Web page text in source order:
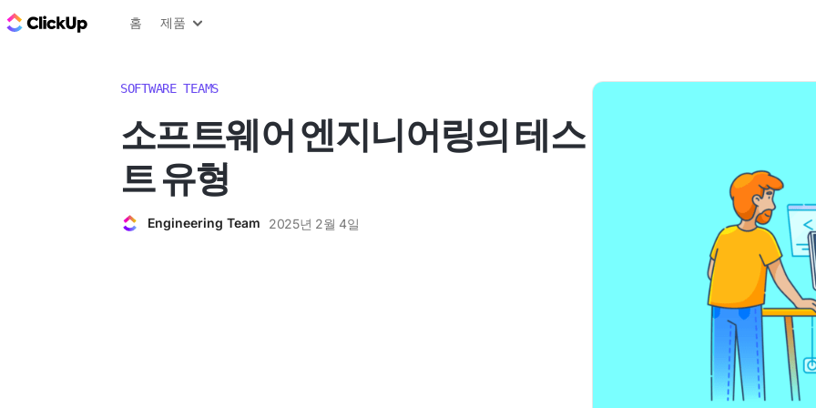
ClickUp 블로그
홈 제품
SOFTWARE TEAMS
소프트웨어 엔지니어링의 테스
트 유형
Engineering Team 2025년 2월 4일